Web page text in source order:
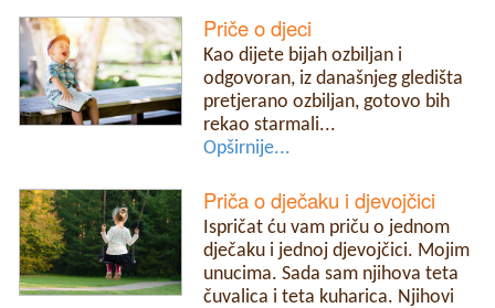
Priče o djeci
Kao dijete bijah ozbiljan i
odgovoran, iz današnjeg gledišta
pretjerano ozbiljan, gotovo bih
rekao starmali...
Opširnije...
Priča o dječaku i djevojčici
Ispričat ću vam priču o jednom
dječaku i jednoj djevojčici. Mojim
unucima. Sada sam njihova teta
čuvalica i teta kuharica. Njihovi